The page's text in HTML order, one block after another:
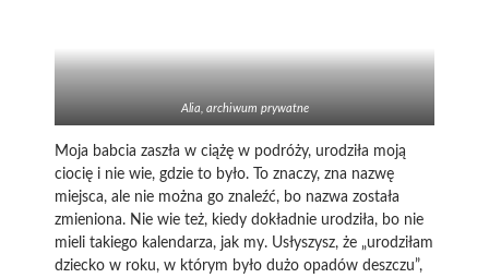
Alia, archiwum prywatne
Moja babcia zaszła w ciążę w podróży, urodziła moją
ciocię i nie wie, gdzie to było. To znaczy, zna nazwę
miejsca, ale nie można go znaleźć, bo nazwa została
zmieniona. Nie wie też, kiedy dokładnie urodziła, bo nie
mieli takiego kalendarza, jak my. Usłyszysz, że „urodziłam
dziecko w roku, w którym było dużo opadów deszczu”,